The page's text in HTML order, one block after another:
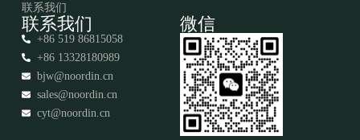
联系我们
联系我们
+86 519 86815058
+86 13328180989
bjw@noordin.cn
sales@noordin.cn
cyt@noordin.cn
微信